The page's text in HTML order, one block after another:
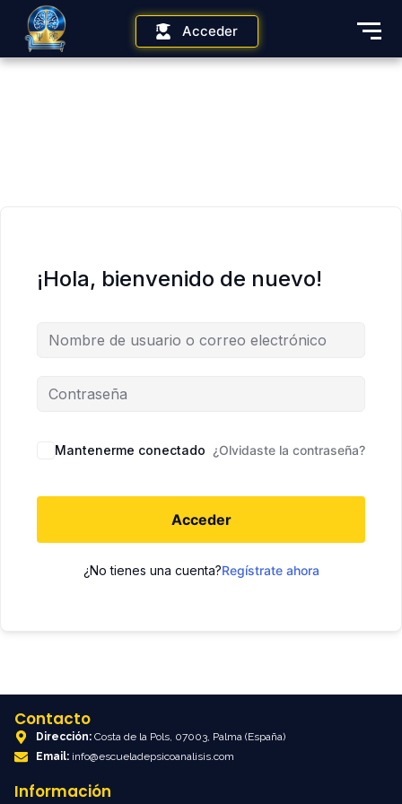
Acceder
¡Hola, bienvenido de nuevo!
Mantenerme conectado ¿Olvidaste la contraseña?
Acceder
¿No tienes una cuenta?Regístrate ahora
Contacto
Dirección: Costa de la Pols, 07003, Palma (España)
Email: info@escueladepsicoanalisis.com
Información